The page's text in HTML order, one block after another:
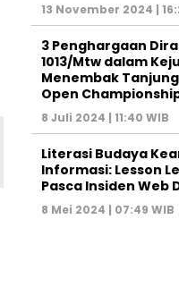
13 November 2024 |
3 Penghargaan
1013/Mtw dalam
Menembak
Open
8 Juli 2024 | 11:40 WIB
Literasi Budaya
Informasi: Lesson
Pasca Insiden Web
8 Mei 2024 | 07:49 WIB